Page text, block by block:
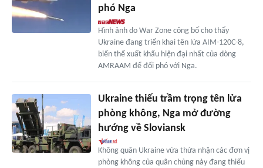
phó Nga
Hình ảnh do War Zone công bố cho thấy
Ukraine đang triển khai tên lửa AIM-120C-8,
biến thể xuất khẩu hiện đại nhất của dòng
AMRAAM để đối phó với Nga.
Ukraine thiếu trầm trọng tên lửa
phòng không, Nga mở đường
hướng về Sloviansk
Không quân Ukraine vừa thừa nhận các đơn vị
phòng không của quân chủng này đang thiếu